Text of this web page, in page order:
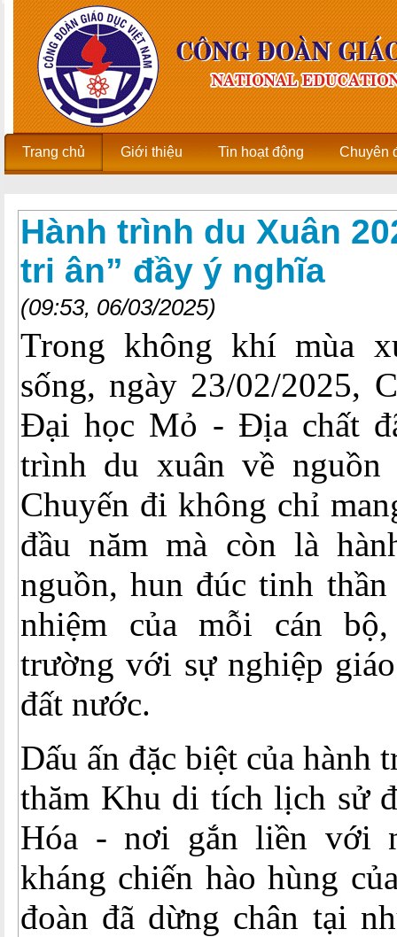
Trang chủ Giới thiệu Tin hoạt động Chuyên
Hành trình du Xuân
tri ân” đầy ý nghĩa
(09:53, 06/03/2025)
Trong không khí mùa
sống, ngày 23/02/2025,
Đại học Mỏ - Địa chất
trình du xuân về nguồn
Chuyến đi không chỉ
đầu năm mà còn là
nguồn, hun đúc tinh
nhiệm của mỗi cán
trường với sự nghiệp
đất nước.
Dấu ấn đặc biệt của hành
thăm Khu di tích lịch sử
Hóa - nơi gắn liền với
kháng chiến hào hùng
đoàn đã dừng chân tại